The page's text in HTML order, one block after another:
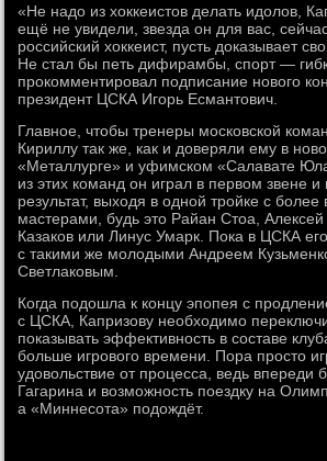
«Не надо из хоккеистов делать идолов,
ещё не увидели, звезда он для вас,
российский хоккеист, пусть доказывает
Не стал бы петь дифирамбы, спорт —
прокомментировал подписание нового
президент ЦСКА Игорь Есмантович.
Главное, чтобы тренеры московской
Кириллу так же, как и доверяли ему в
«Металлурге» и уфимском «Салавате
из этих команд он играл в первом звене и
результат, выходя в одной тройке с более
мастерами, будь это Райан Стоа,
Казаков или Линус Умарк. Пока в ЦСКА
с такими же молодыми Андреем
Светлаковым.
Когда подошла к концу эпопея с
с ЦСКА, Капризову необходимо
показывать эффективность в составе
больше игрового времени. Пора просто
удовольствие от процесса, ведь впереди
Гагарина и возможность поездку на
а «Миннесота» подождёт.